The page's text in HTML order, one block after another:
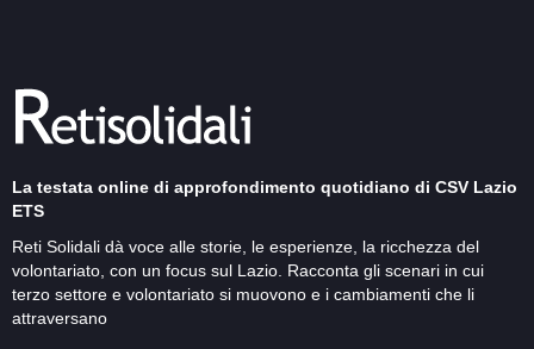
La testata online di approfondimento quotidiano di CSV Lazio
ETS
Reti Solidali dà voce alle storie, le esperienze, la ricchezza del
volontariato, con un focus sul Lazio. Racconta gli scenari in cui
terzo settore e volontariato si muovono e i cambiamenti che li
attraversano